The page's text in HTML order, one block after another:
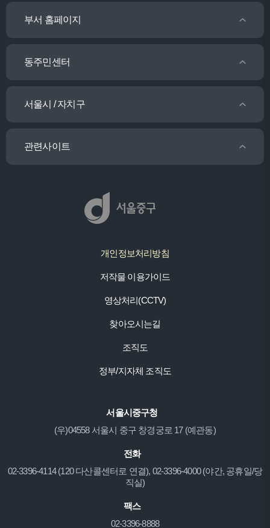
부서 홈페이지
동주민센터
서울시 / 자치구
관련사이트
개인정보처리방침
저작물 이용가이드
영상처리(CCTV)
찾아오시는길
조직도
정부/지자체 조직도
서울시중구청
(우)04558 서울시 중구 창경궁로 17 (예관동)
전화
02-3396-4114 (120 다산콜센터로 연결), 02-3396-4000 (야간, 공휴일/당
직실)
팩스
02-3396-8888